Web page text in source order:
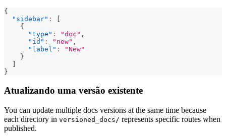
{
"sidebar" :
{
"type" : "doc" ,
"id" : "new" ,
"label" :
"New"
}
}
Atualizando uma versão existente
You can update multiple docs versions at the same time because
each directory in versioned_docs/ represents specific routes when
published.